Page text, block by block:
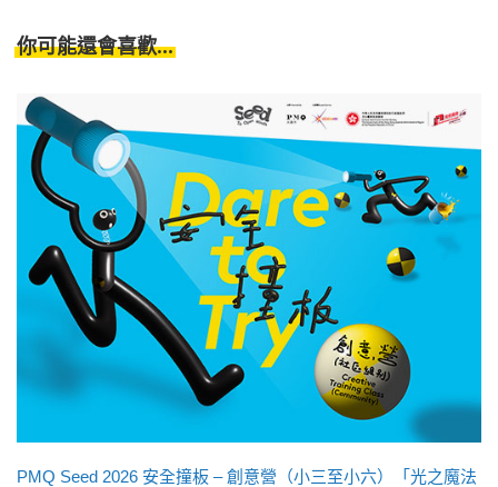
你可能還會喜歡...
PMQ Seed 2026 安全撞板 – 創意營（小三至小六）「光之魔法